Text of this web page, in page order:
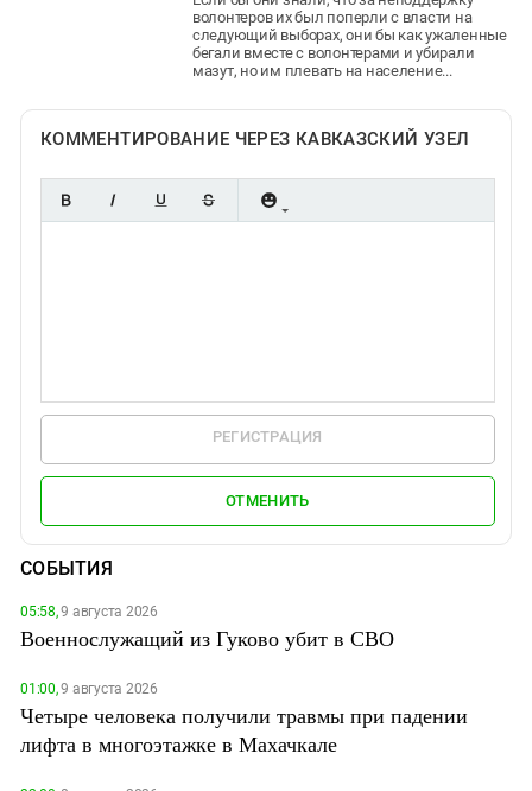
волонтеров их был поперли с власти на
следующий выборах, они бы как ужаленные
бегали вместе с волонтерами и убирали
мазут, но им плевать на население...
КОММЕНТИРОВАНИЕ ЧЕРЕЗ КАВКАЗСКИЙ УЗЕЛ
РЕГИСТРАЦИЯ
ОТМЕНИТЬ
СОБЫТИЯ
05:58,9 августа 2026
Военнослужащий из Гуково убит в СВО
01:00,9 августа 2026
Четыре человека получили травмы при падении
лифта в многоэтажке в Махачкале